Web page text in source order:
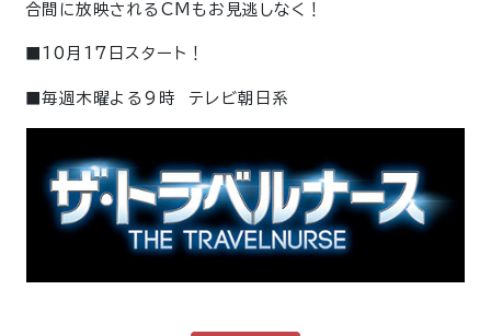
合間に放映されるCMもお見逃しなく！
■10月17日スタート！
■毎週木曜よる9時 テレビ朝日系